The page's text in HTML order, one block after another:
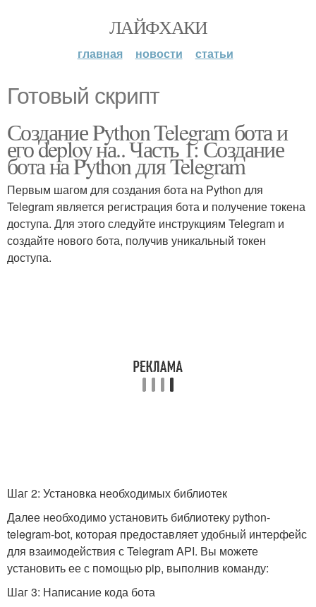
ЛАЙФХАКИ
главная новости статьи
Готовый скрипт
Создание Python Telegram бота и
его deploy на.. Часть 1: Создание
бота на Python для Telegram
Первым шагом для создания бота на Python для
Telegram является регистрация бота и получение токена
доступа. Для этого следуйте инструкциям Telegram и
создайте нового бота, получив уникальный токен
доступа.
Шаг 2: Установка необходимых библиотек
Далее необходимо установить библиотеку python-
telegram-bot, которая предоставляет удобный интерфейс
для взаимодействия с Telegram API. Вы можете
установить ее с помощью pip, выполнив команду:
Шаг 3: Написание кода бота